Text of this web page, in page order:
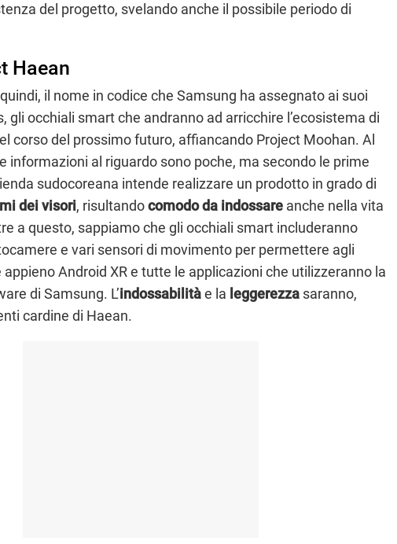
del progetto, svelando anche il possibile periodo di
Haean
il nome in codice che Samsung ha assegnato ai suoi
gli occhiali smart che andranno ad arricchire l’ecosistema di
corso del prossimo futuro, affiancando Project Moohan. Al
informazioni al riguardo sono poche, ma secondo le prime
sudocoreana intende realizzare un prodotto in grado di
dei visori, risultandocomodo da indossare anche nella vita
a questo, sappiamo che gli occhiali smart includeranno
e vari sensori di movimento per permettere agli
Android XR e tutte le applicazioni che utilizzeranno la
di Samsung. L’indossabilitàe la leggerezza saranno,
cardine di Haean.